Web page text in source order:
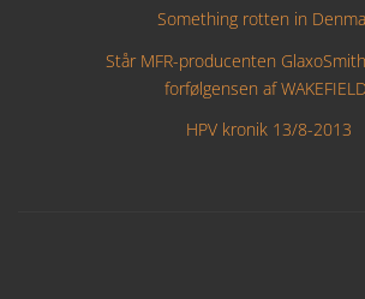
Something rotten in
Står MFR-producenten
forfølgensen af
HPV kronik 13/8-2013